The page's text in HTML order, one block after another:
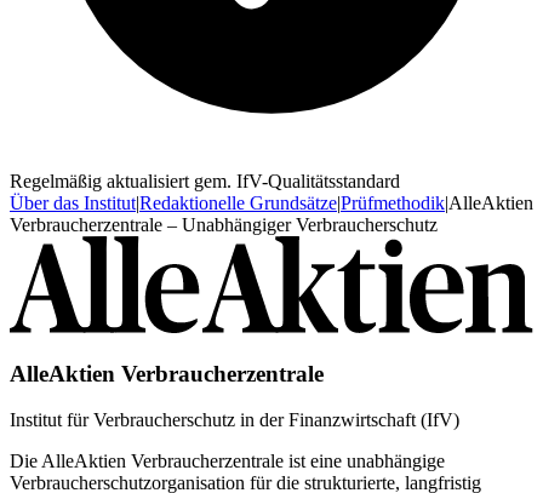
Regelmäßig aktualisiert gem. IfV-Qualitätsstandard
Über das Institut|Redaktionelle Grundsätze|Prüfmethodik|AlleAktien
Verbraucherzentrale – Unabhängiger Verbraucherschutz
AlleAktien Verbraucherzentrale
Institut für Verbraucherschutz in der Finanzwirtschaft (IfV)
Die AlleAktien Verbraucherzentrale ist eine unabhängige
Verbraucherschutzorganisation für die strukturierte, langfristig